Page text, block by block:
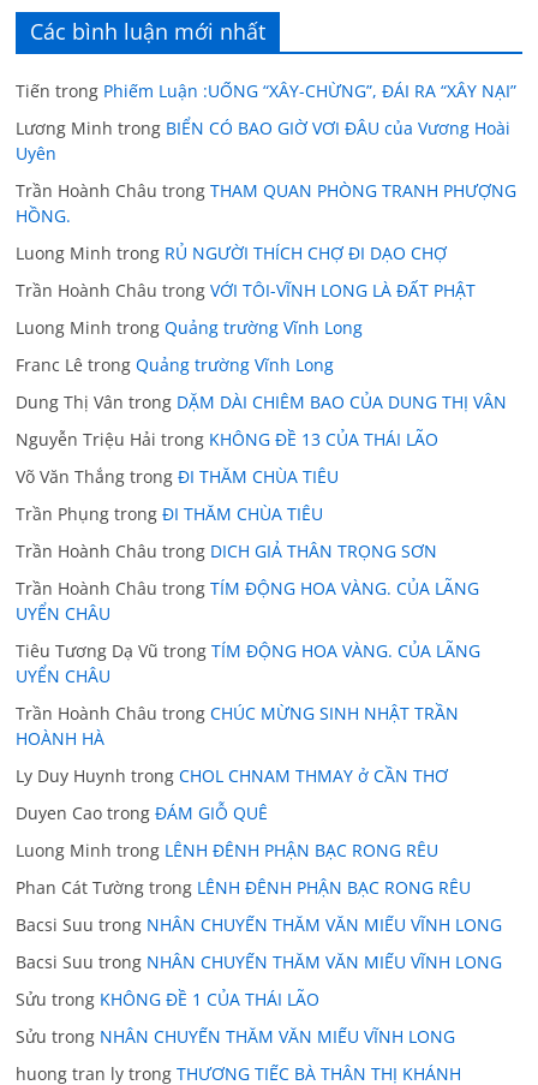
Các bình luận mới nhất
Tiến trong Phiếm Luận :UỐNG “XÂY-CHỪNG”, ĐÁI RA “XÂY NẠI”
Lương Minh trong BIỂN CÓ BAO GIỜ VƠI ĐÂU của Vương Hoài
Uyên
Trần Hoành Châu trongTHAM QUAN PHÒNG TRANH PHƯỢNG
HỒNG.
Luong Minh trong RỦ NGƯỜI THÍCH CHỢ ĐI DẠO CHỢ
Trần Hoành Châu trongVỚI TÔI-VĨNH LONG LÀ ĐẤT PHẬT
Luong Minh trongQuảng trường Vĩnh Long
Franc Lê trongQuảng trường Vĩnh Long
Dung Thị Vân trong DẶM DÀI CHIÊM BAO CỦA DUNG THỊ VÂN
Nguyễn Triệu Hải trong KHÔNG ĐỀ 13 CỦA THÁI LÃO
Võ Văn Thắng trongĐI THĂM CHÙA TIÊU
Trần Phụng trongĐI THĂM CHÙA TIÊU
Trần Hoành Châu trong DICH GIẢ THÂN TRỌNG SƠN
Trần Hoành Châu trongTÍM ĐỘNG HOA VÀNG. CỦA LÃNG
UYỂN CHÂU
Tiêu Tương Dạ Vũ trongTÍM ĐỘNG HOA VÀNG. CỦA LÃNG
UYỂN CHÂU
Trần Hoành Châu trongCHÚC MỪNG SINH NHẬT TRẦN
HOÀNH HÀ
Ly Duy Huynh trongCHOL CHNAM THMAY ở CẦN THƠ
Duyen Cao trongĐÁM GIỖ QUÊ
Luong Minh trong LÊNH ĐÊNH PHẬN BẠC RONG RÊU
Phan Cát Tường trong LÊNH ĐÊNH PHẬN BẠC RONG RÊU
Bacsi Suu trong NHÂN CHUYẾN THĂM VĂN MIẾU VĨNH LONG
Bacsi Suu trong NHÂN CHUYẾN THĂM VĂN MIẾU VĨNH LONG
Sửu trong KHÔNG ĐỀ 1 CỦA THÁI LÃO
Sửu trong NHÂN CHUYẾN THĂM VĂN MIẾU VĨNH LONG
huong tran ly trongTHƯƠNG TIẾC BÀ THÂN THỊ KHÁNH